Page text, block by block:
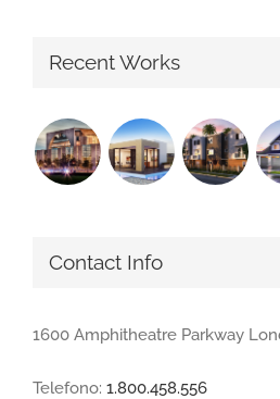
Recent Works
Contact Info
1600 Amphitheatre Parkway
Telefono: 1.800.458.556